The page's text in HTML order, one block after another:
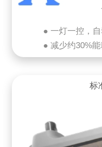
● 一灯一控，
● 减少约30%能
标